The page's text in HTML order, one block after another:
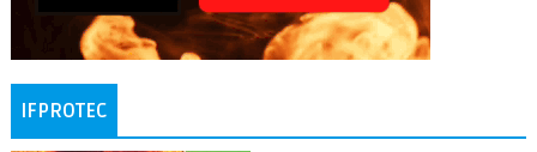
IFPROTEC